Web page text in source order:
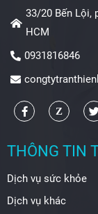
33/20 Bến Lội,
HCM
0931816846
THÔNG TIN
Dịch vụ sức khỏe
Dịch vụ khác